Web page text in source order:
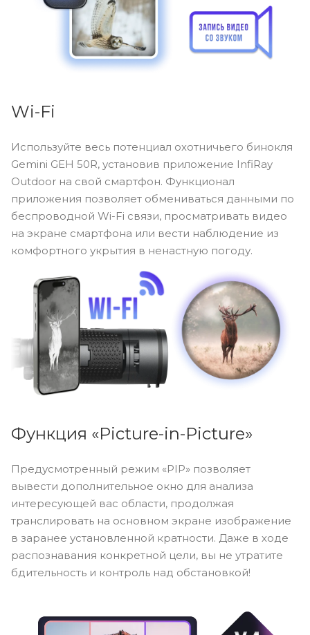
Wi-Fi
Используйте весь потенциал охотничьего бинокля
Gemini GEH 50R, установив приложение InfiRay
Outdoor на свой смартфон. Функционал
приложения позволяет обмениваться данными по
беспроводной Wi-Fi связи, просматривать видео
на экране смартфона или вести наблюдение из
комфортного укрытия в ненастную погоду.
Функция «Picture-in-Picture»
Предусмотренный режим «PIP» позволяет
вывести дополнительное окно для анализа
интересующей вас области, продолжая
транслировать на основном экране изображение
в заранее установленной кратности. Даже в ходе
распознавания конкретной цели, вы не утратите
бдительность и контроль над обстановкой!